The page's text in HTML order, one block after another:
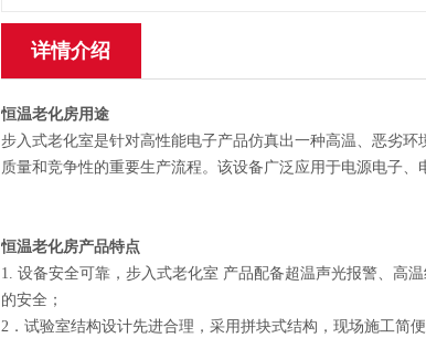
详情介绍
恒温老化房用途
步入式老化室是针对高性能电子产品仿真出一种高温、恶劣
质量和竞争性的重要生产流程。该设备广泛应用于电源电子、
恒温老化房产品特点
1. 设备安全可靠，步入式老化室 产品配备超温声光报警、高
的安全；
2．试验室结构设计先进合理，采用拼块式结构，现场施工简